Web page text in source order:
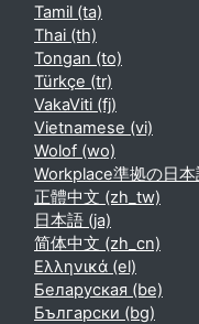
Tamil ‎(ta)‎
Thai ‎(th)‎
Tongan ‎(to)‎
Türkçe ‎(tr)‎
VakaViti ‎(fj)‎
Vietnamese ‎(vi)‎
Wolof ‎(wo)‎
Workplace準拠の日
正體中文 ‎(zh_tw)‎
日本語 ‎(ja)‎
简体中文 ‎(zh_cn)‎
Ελληνικά ‎(el)‎
Беларуская ‎(be)‎
Български ‎(bg)‎